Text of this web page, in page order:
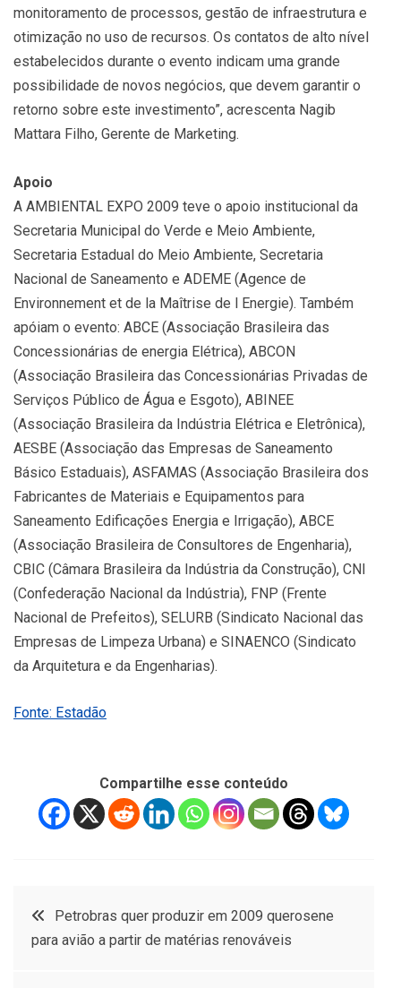
monitoramento de processos, gestão de infraestrutura e
otimização no uso de recursos. Os contatos de alto nível
estabelecidos durante o evento indicam uma grande
possibilidade de novos negócios, que devem garantir o
retorno sobre este investimento”, acrescenta Nagib
Mattara Filho, Gerente de Marketing.
Apoio
A AMBIENTAL EXPO 2009 teve o apoio institucional da
Secretaria Municipal do Verde e Meio Ambiente,
Secretaria Estadual do Meio Ambiente, Secretaria
Nacional de Saneamento e ADEME (Agence de
Environnement et de la Maîtrise de l Energie). Também
apóiam o evento: ABCE (Associação Brasileira das
Concessionárias de energia Elétrica), ABCON
(Associação Brasileira das Concessionárias Privadas de
Serviços Público de Água e Esgoto), ABINEE
(Associação Brasileira da Indústria Elétrica e Eletrônica),
AESBE (Associação das Empresas de Saneamento
Básico Estaduais), ASFAMAS (Associação Brasileira dos
Fabricantes de Materiais e Equipamentos para
Saneamento Edificações Energia e Irrigação), ABCE
(Associação Brasileira de Consultores de Engenharia),
CBIC (Câmara Brasileira da Indústria da Construção), CNI
(Confederação Nacional da Indústria), FNP (Frente
Nacional de Prefeitos), SELURB (Sindicato Nacional das
Empresas de Limpeza Urbana) e SINAENCO (Sindicato
da Arquitetura e da Engenharias).
Fonte: Estadão
Compartilhe esse conteúdo
Navegação
de
Petrobras quer produzir em 2009 querosene
para avião a partir de matérias renováveis